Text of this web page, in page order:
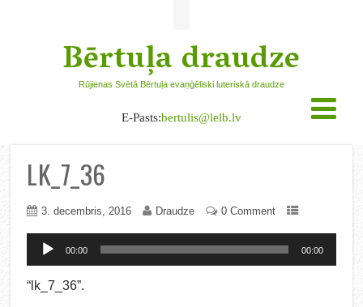
Bērtuļa draudze
Rūjienas Svētā Bērtuļa evaņģēliski luteriskā draudze
E-Pasts:bertulis@lelb.lv
LK_7_36
3. decembris, 2016 Draudze 0 Comment
Audio
atskaņotājs
00:00 00:00
“lk_7_36”.